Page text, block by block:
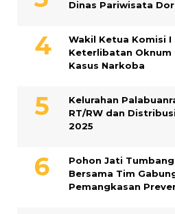
Dinas Pariwisata
Wakil Ketua Komisi I
Keterlibatan Oknum
Kasus Narkoba
Kelurahan
RT/RW dan
2025
Pohon Jati
Bersama Tim
Pemangkasan